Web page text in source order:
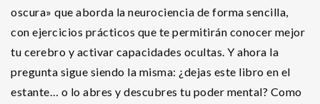
oscura» que aborda la neurociencia de forma sencilla,
con ejercicios prácticos que te permitirán conocer mejor
tu cerebro y activar capacidades ocultas. Y ahora la
pregunta sigue siendo la misma: ¿dejas este libro en el
estante… o lo abres y descubres tu poder mental? Como